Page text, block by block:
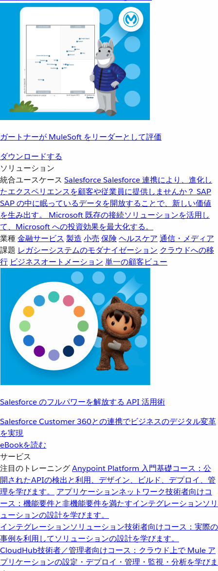
ガートナーが MuleSoft をリーダーとして評価
ダウンロードする
ソリューション
統合ユースケース SalesforceSalesforce 連携により、進化し
たエクスペリエンスを顧客や従業員に提供しませんか？ SAP
SAP の中に眠っているデータを開放することで、新しい価値
を生み出す。
Microsoft 既存の接続ソリューションを活用し
て、Microsoft への投資効果を最大化する。
業種金融サービス 製造 小売 保険 ヘルスケア 通信・メディア
課題 レガシーシステムのモダナイゼーション クラウドへの移
行 ビジネスオートメーション 単一の顧客ビュー
Salesforce のフルパワーを解放する API 活用術
Salesforce Customer 360との連携でビジネスのデジタル変革
を実現
eBookを読む
サービス
注目のトレーニングAnypoint Platform 入門基礎コース：公
開されたAPIの検出と利用、デザイン、ビルド、デプロイ、管
理を学びます。
アプリケーションネットワーク技術者向けコ
ース：機能要件と非機能要件を満たすインテグレーションソリ
ューションの設計を学びます。
インテグレーションソリューション技術者向けコース：実際の
事例を利用してソリューションの設計を学びます。
CloudHub技術者／管理者向けコース：クラウド上で Mule ア
プリケーションの設定・デプロイ・管理・監視・分析を学びま